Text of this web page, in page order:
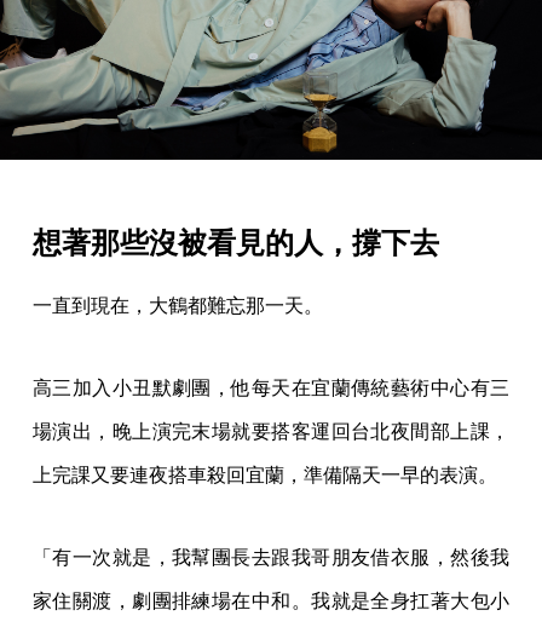
想著那些沒被看見的人，撐下去
一直到現在，大鶴都難忘那一天。
高三加入小丑默劇團，他每天在宜蘭傳統藝術中心有三
場演出，晚上演完末場就要搭客運回台北夜間部上課，
上完課又要連夜搭車殺回宜蘭，準備隔天一早的表演。
「有一次就是，我幫團長去跟我哥朋友借衣服，然後我
家住關渡，劇團排練場在中和。我就是全身扛著大包小